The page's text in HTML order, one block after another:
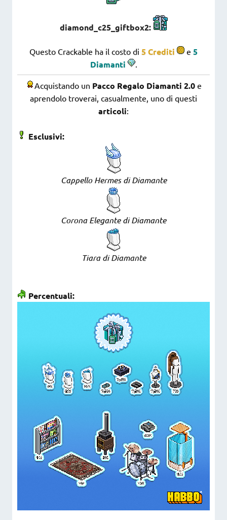
diamond_c25_giftbox2:
Questo Crackable ha il costo di 5 Crediti e 5
Diamanti
.
Acquistando un Pacco Regalo Diamanti 2.0 e
aprendolo troverai, casualmente, uno di questi
articoli:
Esclusivi:
Cappello Hermes di Diamante
Corona Elegante di Diamante
Tiara di Diamante
Percentuali: